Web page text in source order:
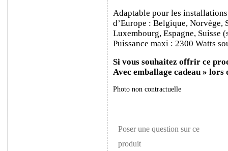
Adaptable pour les
d’Europe : Belgique, Norvège,
Luxembourg, Espagne, Suisse
Puissance maxi : 2300 Watts
Si vous souhaitez offrir ce
Avec emballage cadeau » lors
Photo non contractuelle
Poser une question sur ce
produit